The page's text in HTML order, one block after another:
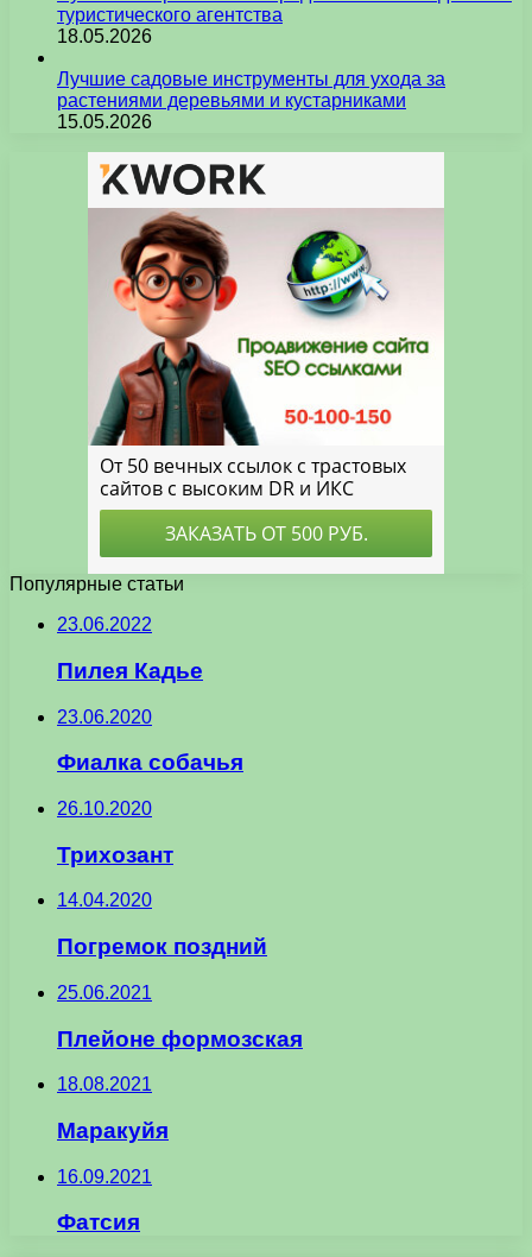
туристического агентства
18.05.2026
Лучшие садовые инструменты для ухода за
растениями деревьями и кустарниками
15.05.2026
Популярные статьи
23.06.2022
Пилея Кадье
23.06.2020
Фиалка собачья
26.10.2020
Трихозант
14.04.2020
Погремок поздний
25.06.2021
Плейоне формозская
18.08.2021
Маракуйя
16.09.2021
Фатсия